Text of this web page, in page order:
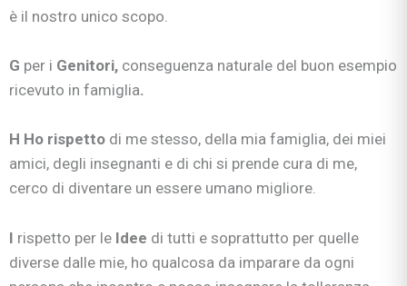
è il nostro unico scopo.
G per i Genitori, conseguenza naturale del buon esempio
ricevuto in famiglia.
H Ho rispetto di me stesso, della mia famiglia, dei miei
amici, degli insegnanti e di chi si prende cura di me,
cerco di diventare un essere umano migliore.
I rispetto per le Idee di tutti e soprattutto per quelle
diverse dalle mie, ho qualcosa da imparare da ogni